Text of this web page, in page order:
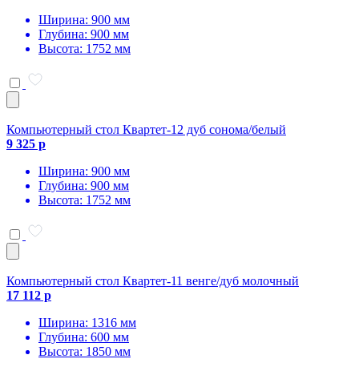
Ширина: 900 мм
Глубина: 900 мм
Высота: 1752 мм
Компьютерный стол Квартет-12 дуб сонома/белый
9 325 р
Ширина: 900 мм
Глубина: 900 мм
Высота: 1752 мм
Компьютерный стол Квартет-11 венге/дуб молочный
17 112 р
Ширина: 1316 мм
Глубина: 600 мм
Высота: 1850 мм